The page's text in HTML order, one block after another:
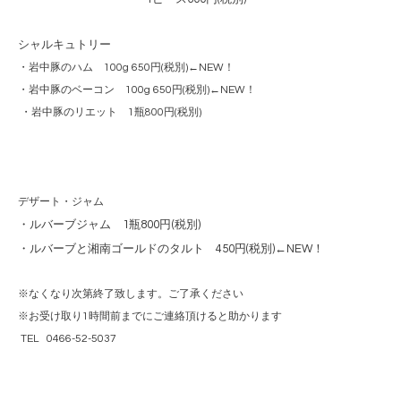
シャルキュトリー
・岩中豚のハム 100g 650円(税別)←NEW！
・岩中豚のベーコン 100g 650円(税別)←NEW！
・岩中豚のリエット 1瓶800円(税別)
デザート・ジャム
・ルバーブジャム 1瓶800円(税別)
・ルバーブと湘南ゴールドのタルト 450円(税別)←NEW！
※なくなり次第終了致します。ご了承ください
※お受け取り1時間前までにご連絡頂けると助かります
TEL 0466-52-5037